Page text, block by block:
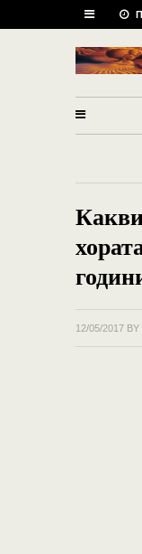
12/05/2017 BY